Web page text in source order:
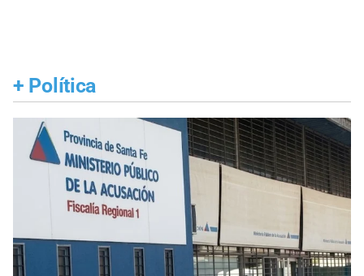
+ Política